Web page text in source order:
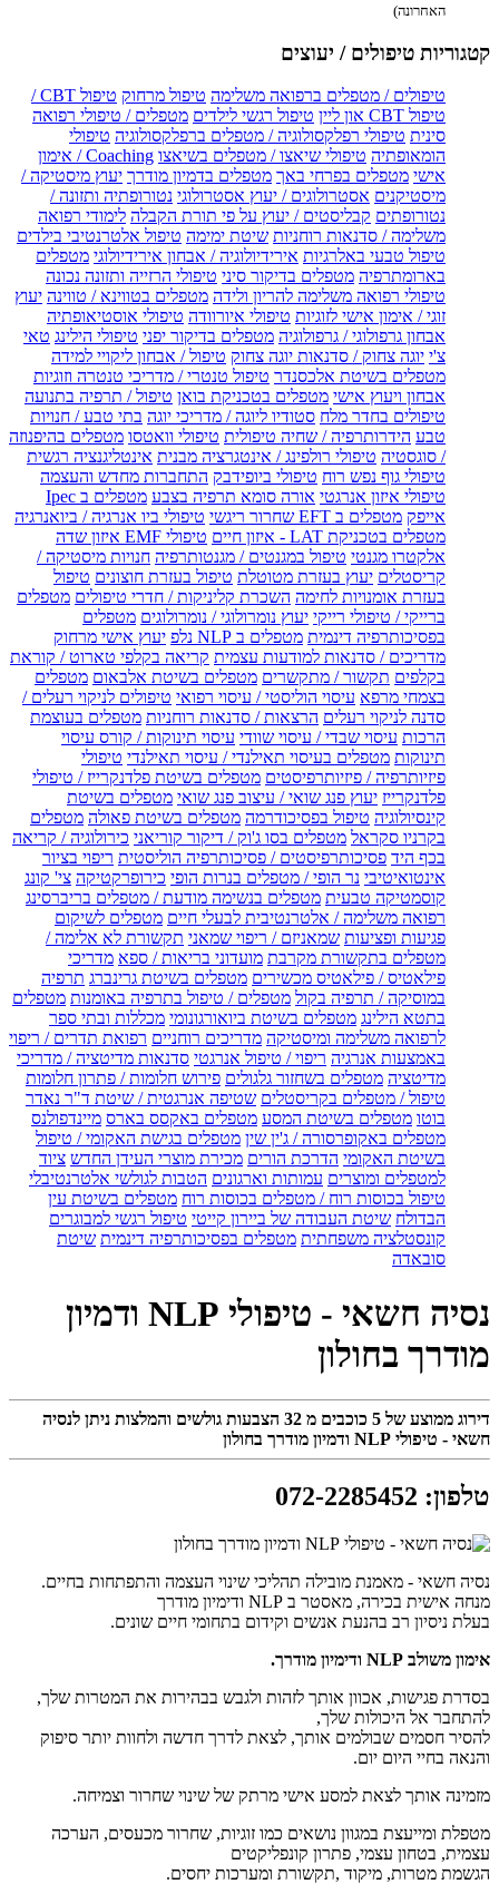
האחרונה)
קטגוריות טיפולים / יעוצים
טיפולים / מטפלים ברפואה משלימה טיפול מרחוק
טיפול CBT /
טיפול CBT און ליין
טיפול רגשי לילדים מטפלים / טיפולי רפואה
סינית טיפולי רפלקסולוגיה / מטפלים ברפלקסולוגיה טיפולי
הומאופתיה טיפולי שיאצו / מטפלים בשיאצו
Coaching / אימון
אישי מטפלים בפרחי באך מטפלים בדמיון מודרך יעוץ מיסטיקה /
מיסטיקנים אסטרולוגים / יעוץ אסטרולוגי נטורופתיה ותזונה /
נטורופתים קבליסטים / יעוץ על פי תורת הקבלה לימודי רפואה
משלימה / סדנאות רוחניות שיטת ימימה טיפול אלטרנטיבי בילדים
טיפול טבעי באלרגיות אירידיולוגיה / אבחון אירידיולוגי מטפלים
בארומתרפיה מטפלים בדיקור סיני טיפולי הרזייה ותזונה נכונה
טיפולי רפואה משלימה להריון ולידה מטפלים בטווינא / טווינה יעוץ
זוגי / אימון אישי לזוגיות טיפולי איורוודה טיפולי אוסטיאופתיה
אבחון גרפולוגי / גרפולוגיה מטפלים בדיקור יפני טיפולי הילינג טאי
צ'י יוגה צחוק / סדנאות יוגה צחוק טיפול / אבחון ליקויי למידה
מטפלים בשיטת אלכסנדר טיפול טנטרי / מדריכי טנטרה וזוגיות
אבחון ויעוץ אישי מטפלים בטכניקת בואן טיפול / תרפיה בתנועה
טיפולים בחדר מלח סטודיו ליוגה / מדריכי יוגה בתי טבע / חנויות
טבע הידרותרפיה / שחיה טיפולית טיפולי וואטסו מטפלים בהיפנוזה
/ סוגסטיה טיפולי רולפינג / אינטגרציה מבנית אינטליגנציה רגשית
טיפולי גוף נפש רוח טיפולי ביופידבק התחברות מחדש והעצמה
טיפולי איזון אנרגטי אורה סומא תרפיה בצבע
מטפלים ב Ipec
אייפק מטפלים ב EFT שחרור ריגשי
טיפולי ביו אנרגיה / ביואנרגיה
מטפלים בטכניקת LAT - איזון חיים
טיפולי EMF איזון שדה
אלקטרו מגנטי טיפול במגנטים / מגנטותרפיה חנויות מיסטיקה /
קריסטלים יעוץ בעזרת מטוטלת טיפול בעזרת חוצונים טיפול
בעזרת אומנויות לחימה השכרת קליניקות / חדרי טיפולים מטפלים
ברייקי / טיפולי רייקי יעוץ נומרולוגי / נומרולוגים מטפלים
בפסיכותרפיה דינמית מטפלים ב NLP נלפ
יעוץ אישי מרחוק
מדריכים / סדנאות למודעות עצמית קריאה בקלפי טארוט / קוראת
בקלפים תקשור / מתקשרים מטפלים בשיטת אלבאום מטפלים
בצמחי מרפא עיסוי הוליסטי / עיסוי רפואי טיפולים לניקוי רעלים /
סדנה לניקוי רעלים הרצאות / סדנאות רוחניות מטפלים בעוצמת
הרכות עיסוי שבדי / עיסוי שוודי עיסוי תינוקות / קורס עיסוי
תינוקות מטפלים בעיסוי תאילנדי / עיסוי תאילנדי טיפולי
פיזיותרפיה / פיזיותרפיסטים מטפלים בשיטת פלדנקרייז / טיפולי
פלדנקרייז יעוץ פנג שואי / עיצוב פנג שואי מטפלים בשיטת
קינסיולוגיה טיפול בפסיכודרמה מטפלים בשיטת פאולה מטפלים
בקרניו סקראל מטפלים בסו ג'וק / דיקור קוריאני כירולוגיה / קריאה
בכף היד פסיכותרפיסטים / פסיכותרפיה הוליסטית ריפוי בציור
אינטואיטיבי נר הופי / מטפלים בנרות הופי כירופרקטיקה צי' קונג
קוסמטיקה טבעית מטפלים בנשימה מודעת / מטפלים בריברסינג
רפואה משלימה / אלטרנטיבית לבעלי חיים מטפלים לשיקום
פגיעות ופציעות שמאניזם / ריפוי שמאני תקשורת לא אלימה /
מטפלים בתקשורת מקרבת מועדוני בריאות / ספא מדריכי
פילאטיס / פילאטיס מכשירים מטפלים בשיטת גרינברג תרפיה
במוסיקה / תרפיה בקול מטפלים / טיפול בתרפיה באומנות מטפלים
בתטא הילינג מטפלים בשיטת ביואורגונומי מכללות ובתי ספר
לרפואה משלימה ומיסטיקה מדריכים רוחניים רפואת תדרים / ריפוי
באמצעות אנרגיה ריפוי / טיפול אנרגטי סדנאות מדיטציה / מדריכי
מדיטציה מטפלים בשחזור גלגולים פירוש חלומות / פתרון חלומות
טיפול / מטפלים בקריסטלים שטיפה אנרגטית / שיטת ד"ר נאדר
בוטו מטפלים בשיטת המסע מטפלים באקסס בארס מיינדפולנס
מטפלים באקופרסורה / ג'ין שין מטפלים בגישת האקומי / טיפול
בשיטת האקומי הדרכת הורים מכירת מוצרי העידן החדש ציוד
למטפלים ומוצרים עמותות וארגונים הטבות לגולשי אלטרנטיבלי
טיפול בכוסות רוח / מטפלים בכוסות רוח מטפלים בשיטת עין
הבדולח שיטת העבודה של ביירון קייטי טיפול רגשי למבוגרים
קונסטלציה משפחתית מטפלים בפסיכותרפיה דינמית שיטת
סובאדה
נסיה חשאי - טיפולי NLP ודמיון
מודרך בחולון
דירוג ממוצע של 5 כוכבים מ 32 הצבעות גולשים והמלצות ניתן לנסיה
חשאי - טיפולי NLP ודמיון מודרך בחולון
טלפון:
072-2285452
נסיה חשאי - מאמנת מובילה תהליכי שינוי העצמה והתפתחות בחיים.
מנחה אישית בכירה, מאסטר ב NLP ודימיון מודרך
בעלת ניסיון רב בהנעת אנשים וקידום בתחומי חיים שונים.
אימון משולב NLP ודימיון מודרך.
בסדרת פגישות, אכוון אותך לזהות ולגבש בבהירות את המטרות שלך,
להתחבר אל היכולות שלך,
להסיר חסמים שבולמים אותך, לצאת לדרך חדשה ולחוות יותר סיפוק
והנאה בחיי היום יום.
מזמינה אותך לצאת למסע אישי מרתק של שינוי שחרור וצמיחה.
מטפלת ומייעצת במגוון נושאים כמו זוגיות, שחרור מכעסים, הערכה
עצמית, בטחון עצמי, פתרון קונפליקטים
הגשמת מטרות, מיקוד ,תקשורת ומערכות יחסים.